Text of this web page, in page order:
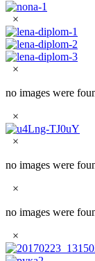
×
×
no images were
×
×
no images were
×
no images were
×